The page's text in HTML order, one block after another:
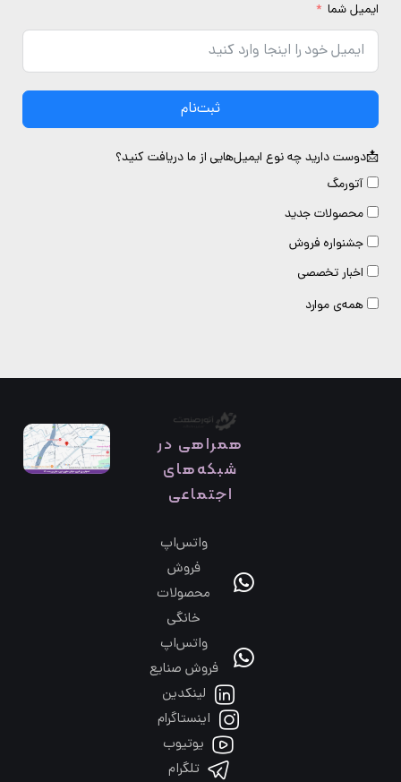
شما
ثبت‌نام
دارید چه نوع ایمیل‌هایی از ما دریافت کنید؟
آتورمگ
محصولات جدید
جشنواره فروش
اخبار تخصصی
همه‌ی موارد
همراهی در
شبکه‌های
اجتماعی
واتس‌اپ
فروش
محصولات
خانگی
واتس‌اپ
فروش صنایع
لینکدین
اینستاگرام
یوتیوب
تلگرام